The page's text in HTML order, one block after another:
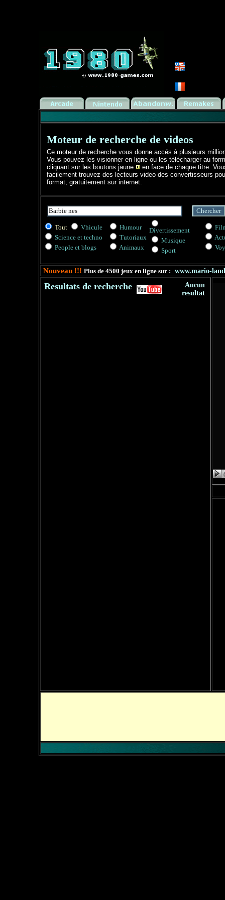
Moteur de recherche de videos
Ce moteur de recherche vous donne accés à plusieurs
Vous pouvez les visionner en ligne ou les télécharger au
cliquant sur les boutons jaune
en face de chaque titre.
facilement trouvez des lecteurs video des convertisseurs
format, gratuitement sur internet.
Tout
Vhicule
Science et techno
People et blogs
Humour
Tutoriaux
Animaux
Divertissement
Musique
Sport
Nouveau !!! Plus de 4500 jeux en ligne sur : www.mario-
Resultats de recherche
Aucun
resultat